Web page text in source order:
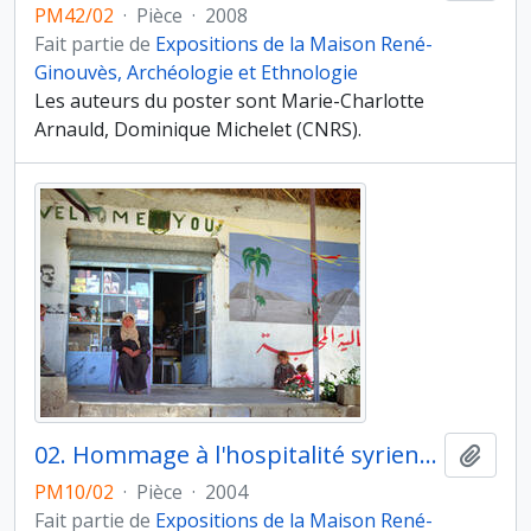
PM42/02 · Pièce · 2008
Fait partie de Expositions de la Maison René-
Ginouvès, Archéologie et Ethnologie
Les auteurs du poster sont Marie-Charlotte
Arnauld, Dominique Michelet (CNRS).
02. Hommage à l'hospitalité syrienne. Scène de la vie courante. Une boutique accueillante près de Halabiyeh, Moyen Euphrate, Syrie
PM10/02 · Pièce · 2004
Fait partie de Expositions de la Maison René-